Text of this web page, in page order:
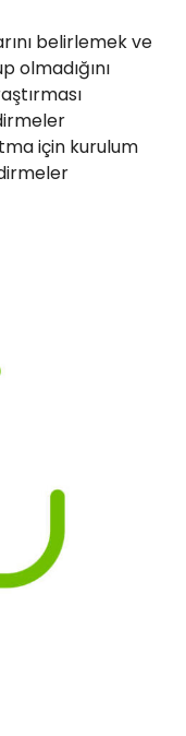
belirlemek ve
olmadığını
için kurulum